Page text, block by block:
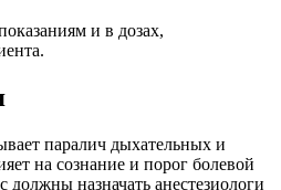
и в дозах,
паралич дыхательных и
на сознание и порог болевой
должны назначать анестезиологи